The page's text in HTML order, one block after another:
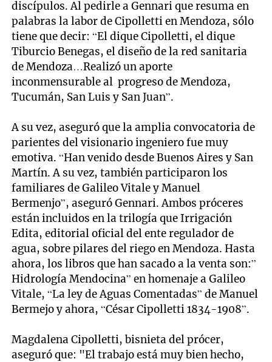
discípulos. Al pedirle a Gennari que resuma en
palabras la labor de Cipolletti en Mendoza, sólo
tiene que decir: “El dique Cipolletti, el dique
Tiburcio Benegas, el diseño de la red sanitaria
de Mendoza…Realizó un aporte
inconmensurable al progreso de Mendoza,
Tucumán, San Luis y San Juan”.
A su vez, aseguró que la amplia convocatoria de
parientes del visionario ingeniero fue muy
emotiva. “Han venido desde Buenos Aires y San
Martín. A su vez, también participaron los
familiares de Galileo Vitale y Manuel
Bermenjo”, aseguró Gennari. Ambos próceres
están incluidos en la trilogía que Irrigación
Edita, editorial oficial del ente regulador de
agua, sobre pilares del riego en Mendoza. Hasta
ahora, los libros que han sacado a la venta son:”
Hidrología Mendocina” en homenaje a Galileo
Vitale, “La ley de Aguas Comentadas” de Manuel
Bermejo y ahora, “César Cipolletti 1834-1908”.
Magdalena Cipolletti, bisnieta del prócer,
aseguró que: "El trabajo está muy bien hecho,